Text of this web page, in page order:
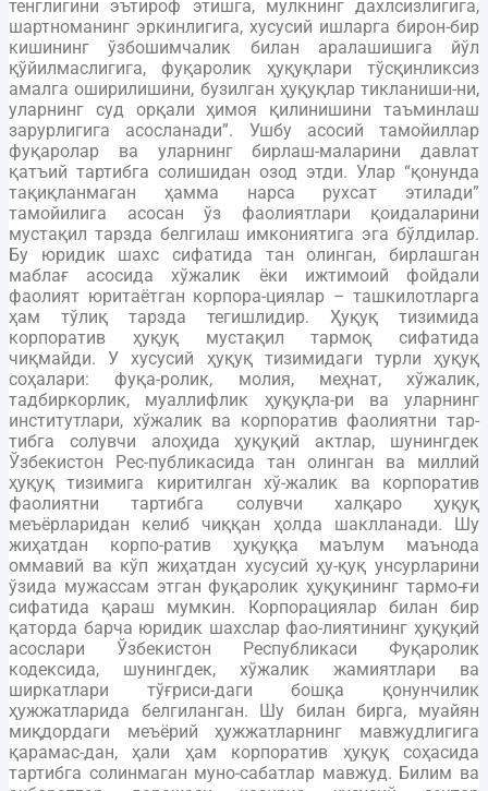
тенглигини эътироф этишга, мулкнинг дахлсизлигига,
шартноманинг эркинлигига, хусусий ишларга бирон-бир
кишининг ўзбошимчалик билан аралашишига йўл
қўйилмаслигига, фуқаролик ҳуқуқлари тўсқинликсиз
амалга оширилишини, бузилган ҳуқуқлар тикланиши-ни,
уларнинг суд орқали ҳимоя қилинишини таъминлаш
зарурлигига асосланади”. Ушбу асосий тамойиллар
фуқаролар ва уларнинг бирлаш-маларини давлат
қатъий тартибга солишидан озод этди. Улар “қонунда
тақиқланмаган ҳамма нарса рухсат этилади”
тамойилига асосан ўз фаолиятлари қоидаларини
мустақил тарзда белгилаш имкониятига эга бўлдилар.
Бу юридик шахс сифатида тан олинган, бирлашган
маблағ асосида хўжалик ёки ижтимоий фойдали
фаолият юритаётган корпора-циялар – ташкилотларга
ҳам тўлиқ тарзда тегишлидир. Ҳуқуқ тизимида
корпоратив ҳуқуқ мустақил тармоқ сифатида
чиқмайди. У хусусий ҳуқуқ тизимидаги турли ҳуқуқ
соҳалари: фуқа-ролик, молия, меҳнат, хўжалик,
тадбиркорлик, муаллифлик ҳуқуқла-ри ва уларнинг
институтлари, хўжалик ва корпоратив фаолиятни тар-
тибга солувчи алоҳида ҳуқуқий актлар, шунингдек
Ўзбекистон Рес-публикасида тан олинган ва миллий
ҳуқуқ тизимига киритилган хў-жалик ва корпоратив
фаолиятни тартибга солувчи халқаро ҳуқуқ
меъёрларидан келиб чиққан ҳолда шаклланади. Шу
жиҳатдан корпо-ратив ҳуқуққа маълум маънода
оммавий ва кўп жиҳатдан хусусий ҳу-қуқ унсурларини
ўзида мужассам этган фуқаролик ҳуқуқининг тармо-ғи
сифатида қараш мумкин. Корпорациялар билан бир
қаторда барча юридик шахслар фао-лиятининг ҳуқуқий
асослари Ўзбекистон Республикаси Фуқаролик
кодексида, шунингдек, хўжалик жамиятлари ва
ширкатлари тўғриси-даги бошқа қонунчилик
ҳужжатларида белгиланган. Шу билан бирга, муайян
миқдордаги меъёрий ҳужжатларнинг мавжудлигига
қарамас-дан, ҳали ҳам корпоратив ҳуқуқ соҳасида
тартибга солинмаган муно-сабатлар мавжуд. Билим ва